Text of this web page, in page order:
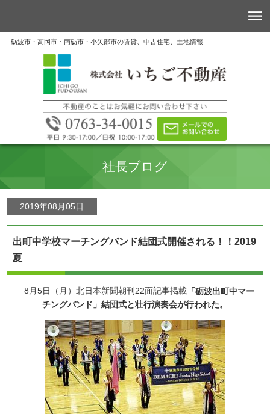
砺波市・高岡市・南砺市・小矢部市の賃貸、中古住宅、土地情報
社長ブログ
2019年08月05日
出町中学校マーチングバンド結団式開催される！！2019
夏
8月5日（月）北日本新聞朝刊22面記事掲載 「砺波出町中マー
チングバンド」結団式と壮行演奏会が行われた。